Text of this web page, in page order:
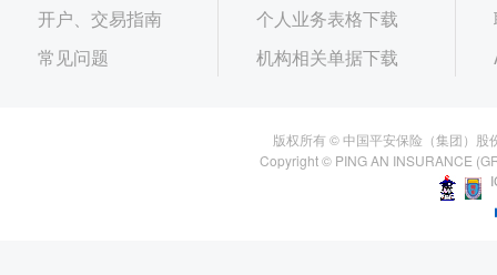
开户、交易指南
常见问题
个人业务表格下载
机构相关单据下载
版权所有 © 中国平安保险（集团）股
Copyright © PING AN INSURANCE